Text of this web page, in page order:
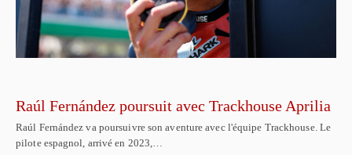
Raúl Fernández poursuit avec Trackhouse Aprilia
Raúl Fernández va poursuivre son aventure avec l'équipe Trackhouse. Le
pilote espagnol, arrivé en 2023,…